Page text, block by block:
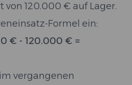
von 120.000 € auf Lager.
Formel ein:
€ - 120.000 € =
vergangenen